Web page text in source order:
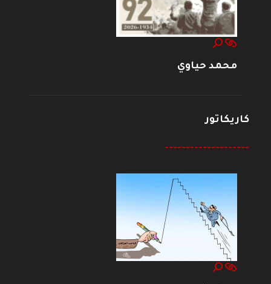
محمد حياوي
كاريكاتور
--------------------